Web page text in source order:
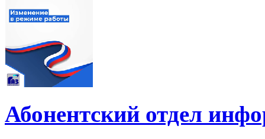
Абонентский отдел